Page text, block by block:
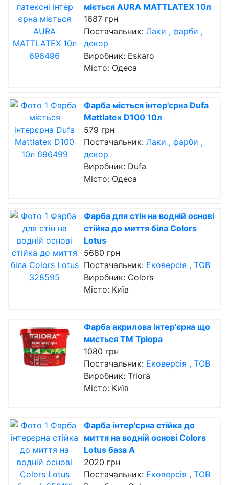
міється AURA MATTLATEX 10л
1687 грн
Постачальник: Лаки , фарби ,
декор
Виробник: Eskaro
Місто: Одеса
Фарба міється інтер'єрна Dufa
Mattlatex D100 10л
579 грн
Постачальник: Лаки , фарби ,
декор
Виробник: Dufa
Місто: Одеса
Фарба для стін на водній основі
стійка до миття біла Сolors
Lotus
5680 грн
Постачальник: Ековерсія , ТОВ
Виробник: Colors
Місто: Київ
Фарба акрилова інтер'єрна що
миється ТМ Тріора
1080 грн
Постачальник: Ековерсія , ТОВ
Виробник: Triora
Місто: Київ
Фарба інтер'єрна стійка до
миття на водній основі Сolors
Lotus база А
2020 грн
Постачальник: Ековерсія , ТОВ